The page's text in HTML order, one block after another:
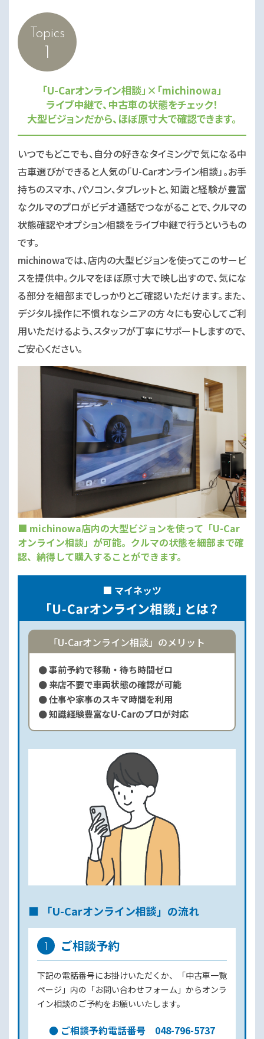
Topics
1
「U-Carオンライン相談」×「michinowa」
ライブ中継で、中古車の状態をチェック！
大型ビジョンだから、ほぼ原寸大で確認できます。
いつでもどこでも、自分の好きなタイミングで気になる中
古車選びができると人気の「U-Carオンライン相談」。お手
持ちのスマホ、パソコン、タブレットと、知識と経験が豊富
なクルマのプロがビデオ通話でつながることで、クルマの
状態確認やオプション相談をライブ中継で行うというもの
です。
michinowaでは、店内の大型ビジョンを使ってこのサービ
スを提供中。クルマをほぼ原寸大で映し出すので、気にな
る部分を細部までしっかりとご確認いただけます。また、
デジタル操作に不慣れなシニアの方々にも安心してご利
用いただけるよう、スタッフが丁寧にサポートしますので、
ご安心ください。
■ michinowa店内の大型ビジョンを使って「U-Car
オンライン相談」が可能。クルマの状態を細部まで確
認、納得して購入することができます。
■ マイネッツ
「U-Carオンライン相談」のメリット
● 事前予約で移動・待ち時間ゼロ
● 来店不要で車両状態の確認が可能
● 仕事や家事のスキマ時間を利用
● 知識経験豊富なU-Carのプロが対応
■ 「U-Carオンライン相談」の流れ
1 ご相談予約
下記の電話番号にお掛けいただくか、「中古車一覧
ページ」内の「お問い合わせフォーム」からオンラ
イン相談のご予約をお願いいたします。
● ご相談予約電話番号 048-796-5737